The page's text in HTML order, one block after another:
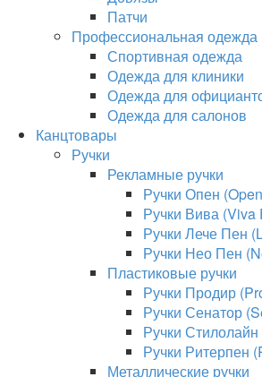
Патчи
Профессиональная одежда
Спортивная одежда
Одежда для клиники
Одежда для
Одежда для салонов
Канцтовары
Ручки
Рекламные ручки
Ручки Опен
Ручки Вива (Viva
Ручки Лече Пен
Ручки Нео Пен
Пластиковые ручки
Ручки Продир
Ручки Сенатор
Ручки
Ручки Ритерпен
Металлические ручки